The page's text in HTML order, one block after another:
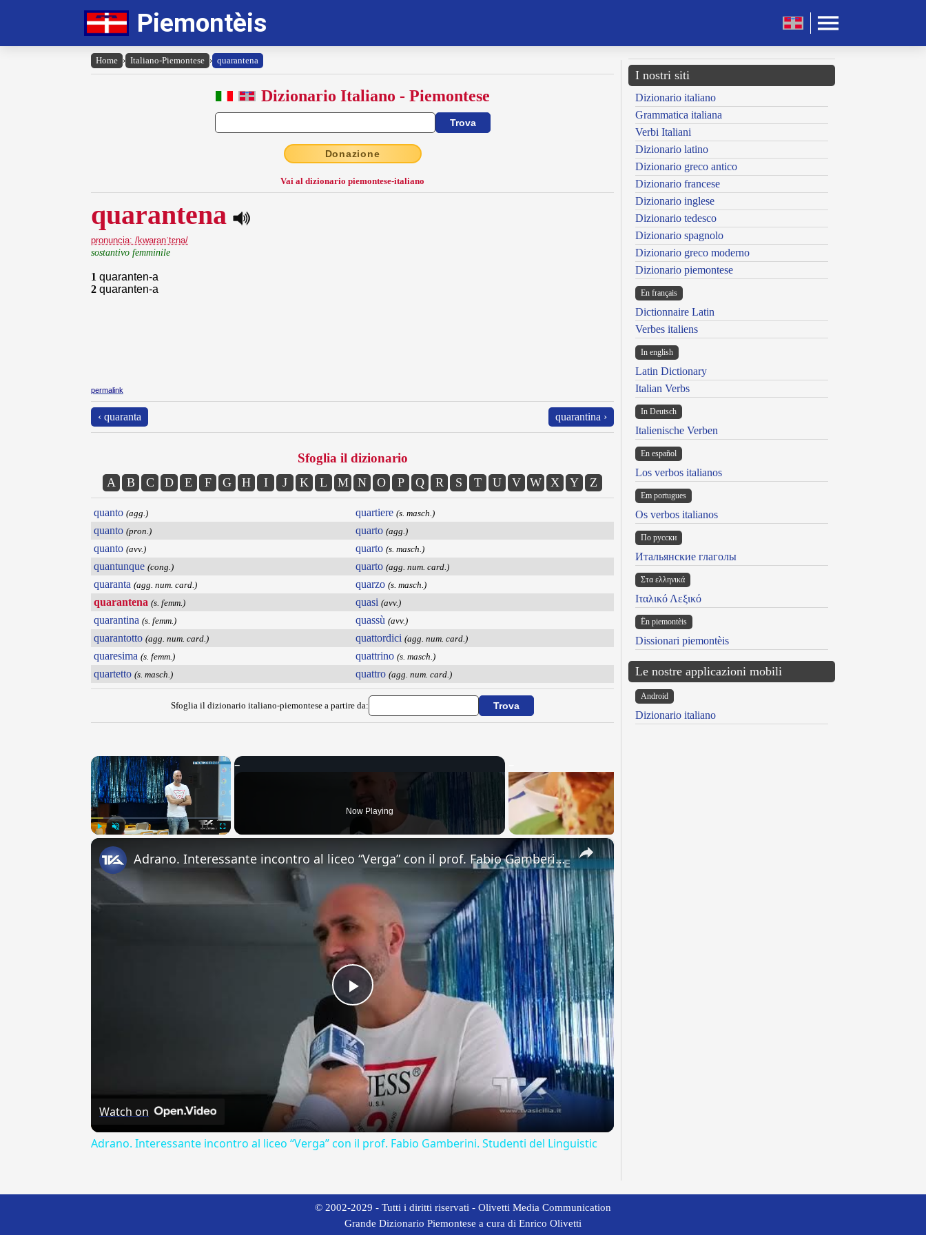
Piemontèis
Home › Italiano-Piemontese › quarantena
Dizionario Italiano - Piemontese
Donazione
Vai al dizionario piemontese-italiano
quarantena
pronuncia: /kwaranˈtɛna/
sostantivo femminile
1 quaranten-a
2 quaranten-a
permalink
‹ quaranta quarantina ›
Sfoglia il dizionario
A B C D E F G H I J K L M N O P Q R S T U V W X Y Z
quanto (agg.)
quanto (pron.)
quanto (avv.)
quantunque (cong.)
quaranta (agg. num. card.)
quarantena (s. femm.)
quarantina (s. femm.)
quarantotto (agg. num. card.)
quaresima (s. femm.)
quartetto (s. masch.)
quartiere (s. masch.)
quarto (agg.)
quarto (s. masch.)
quarto (agg. num. card.)
quarzo (s. masch.)
quasi (avv.)
quassù (avv.)
quattordici (agg. num. card.)
quattrino (s. masch.)
quattro (agg. num. card.)
Sfoglia il dizionario italiano-piemontese a partire da:
×
Now Playing
×
Play
Video
Adrano. Interessante incontro al liceo “Verga” con il prof. Fabio Gamberini. Studenti del Linguistic
Watch on
Adrano. Interessante incontro al liceo “Verga” con il prof. Fabio Gamberini. Studenti del Linguistic
I nostri siti
Dizionario italiano
Grammatica italiana
Verbi Italiani
Dizionario latino
Dizionario greco antico
Dizionario francese
Dizionario inglese
Dizionario tedesco
Dizionario spagnolo
Dizionario greco moderno
Dizionario piemontese
En français
Dictionnaire Latin
Verbes italiens
In english
Latin Dictionary
Italian Verbs
In Deutsch
Italienische Verben
En español
Los verbos italianos
Em portugues
Os verbos italianos
По русски
Итальянские глаголы
Στα ελληνικά
Ιταλικό Λεξικό
Ën piemontèis
Dissionari piemontèis
Le nostre applicazioni mobili
Android
Dizionario italiano
© 2002-2029 - Tutti i diritti riservati - Olivetti Media Communication
Grande Dizionario Piemontese a cura di Enrico Olivetti